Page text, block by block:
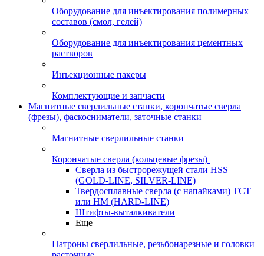
Оборудование для инъектирования полимерных
составов (смол, гелей)
Оборудование для инъектирования цементных
растворов
Инъекционные пакеры
Комплектующие и запчасти
Магнитные сверлильные станки, корончатые сверла
(фрезы), фаскосниматели, заточные станки
Магнитные сверлильные станки
Корончатые сверла (кольцевые фрезы)
Сверла из быстрорежущей стали HSS
(GOLD-LINE, SILVER-LINE)
Твердосплавные сверла (с напайками) ТСТ
или HM (HARD-LINE)
Штифты-выталкиватели
Еще
Патроны сверлильные, резьбонарезные и головки